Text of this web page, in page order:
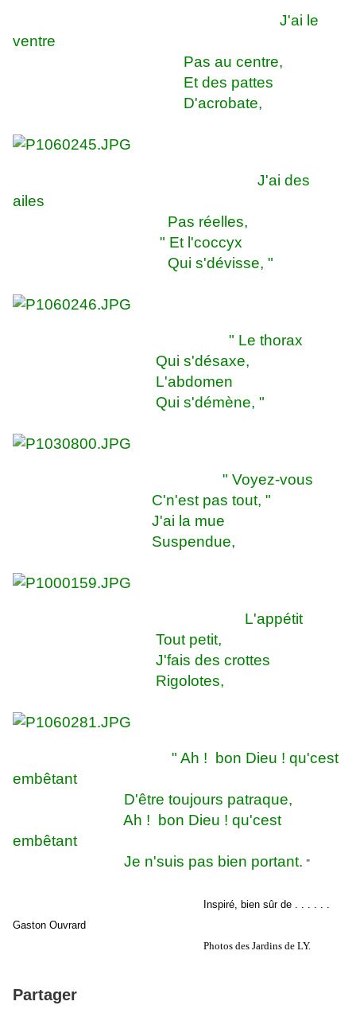
J'ai le
ventre
Pas au centre,
Et des pattes
D'acrobate,
J'ai des
ailes
Pas réelles,
" Et l'coccyx
Qui s'dévisse, "
" Le thorax
Qui s'désaxe,
L'abdomen
Qui s'démène, "
" Voyez-vous
C'n'est pas tout, "
J'ai la mue
Suspendue,
L'appétit
Tout petit,
J'fais des crottes
Rigolotes,
" Ah ! bon Dieu ! qu'cest
embêtant
D'être toujours patraque,
Ah ! bon Dieu ! qu'cest
embêtant
Je n'suis pas bien portant. "
Inspiré, bien sûr de . . . . . .
Gaston Ouvrard
Photos des Jardins de LY.
Partager